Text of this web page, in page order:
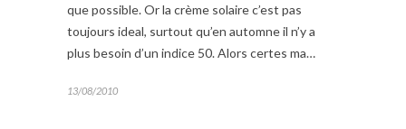
que possible. Or la crème solaire c’est pas
toujours ideal, surtout qu’en automne il n’y a
plus besoin d’un indice 50. Alors certes ma…
13/08/2010